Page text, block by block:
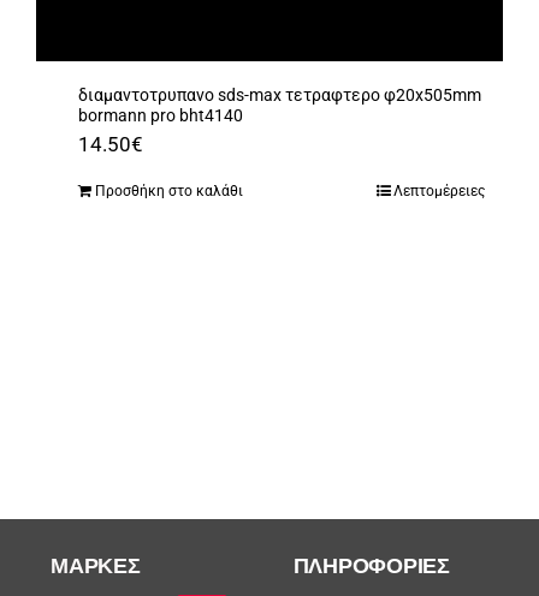
διαμαντοτρυπανο sds-max τετραφτερο φ20x505mm
bormann pro bht4140
14.50€
Προσθήκη στο καλάθι Λεπτομέρειες
ΜΆΡΚΕΣ ΠΛΗΡΟΦΟΡΙΕΣ